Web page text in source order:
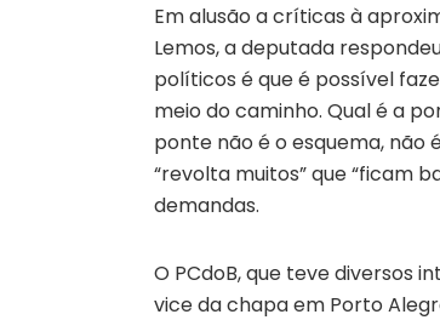
Em alusão a críticas à
Lemos, a deputada
políticos é que é possível
meio do caminho. Qual é a
ponte não é o esquema, não
“revolta muitos” que “ficam
demandas.
O PCdoB, que teve diversos
vice da chapa em Porto